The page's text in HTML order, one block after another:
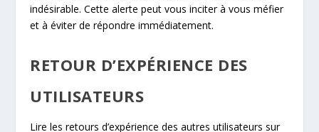
indésirable. Cette alerte peut vous inciter à vous méfier
et à éviter de répondre immédiatement.
RETOUR D’EXPÉRIENCE DES
UTILISATEURS
Lire les retours d’expérience des autres utilisateurs sur